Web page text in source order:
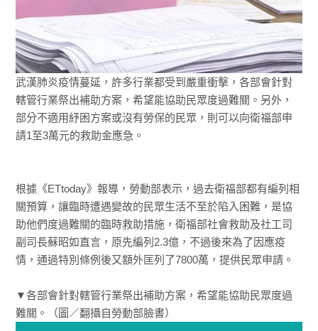
武漢肺炎疫情蔓延，許多行業都受到嚴重衝擊，各部會針對
轄管行業祭出補助方案，希望能協助民眾度過難關。另外，
部分不適用紓困方案或沒有勞保的民眾，則可以向衛福部申
請1至3萬元的救助金應急。
根據《ETtoday》報導，勞動部表示，過去衛福部都有編列相
關預算，讓臨時遭遇變故的民眾生活不至於陷入困難，是協
助他們度過難關的臨時救助措施，衛福部社會救助及社工司
副司長蘇昭如直言，原先編列2.3億，不過後來為了因應疫
情，通過特別條例後又額外匡列了7800萬，提供民眾申請。
▼各部會針對轄管行業祭出補助方案，希望能協助民眾度過
難關。（圖／翻攝自勞動部臉書）